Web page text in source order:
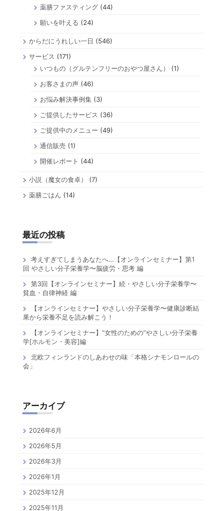
薬膳ファスティング (44)
願いを叶える (24)
からだにうれしい一日 (546)
サービス (171)
いつもの（グルテンフリーのおやつ屋さん）
(1)
お客さまの声 (46)
お悩み解決事例集 (3)
ご提供したサービス (36)
ご提供中のメニュー (49)
通信販売 (1)
開催レポート (44)
小説（魔女の食卓）
(7)
薬膳ごはん (14)
最近の投稿
考えすぎてしまうあなたへ…【オンラインセミナー】第1
回 やさしい分子栄養学〜脳疲労・思考 編
第3回【オンラインセミナー】続・やさしい分子栄養学〜
貧血・自律神経 編
【オンラインセミナー】やさしい分子栄養学〜健康診断結
果から栄養不足を読み解こう！
【オンラインセミナー】”女性のための”やさしい分子栄養
学[ホルモン・美容]編
北欧フィンランドのしあわせの味「本格シナモンロールの
会」
アーカイブ
2026年6月
2026年5月
2026年3月
2026年1月
2025年12月
2025年11月